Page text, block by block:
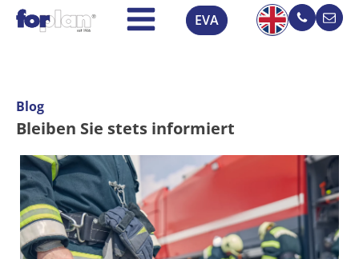
EVA
Blog
Bleiben Sie stets informiert